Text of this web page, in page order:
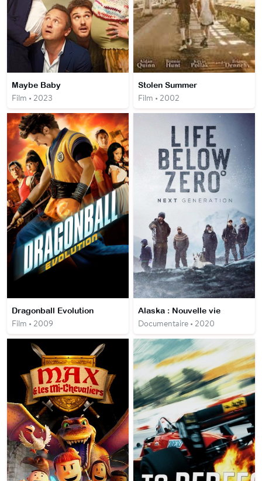
Maybe Baby
Film • 2023
Stolen Summer
Film • 2002
Dragonball Evolution
Film • 2009
Alaska : Nouvelle vie
Documentaire • 2020